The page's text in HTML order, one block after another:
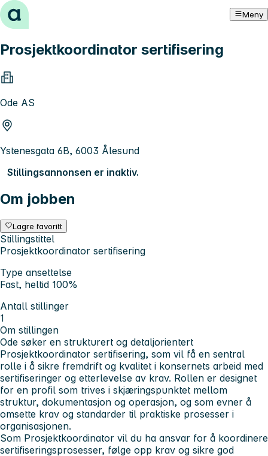
Hopp til innhold Meny
Prosjektkoordinator sertifisering
Ode AS
Ystenesgata 6B, 6003 Ålesund
Stillingsannonsen er inaktiv.
Om jobben
Lagre favoritt
Stillingstittel
Prosjektkoordinator sertifisering
Type ansettelse
Fast, heltid 100%
Antall stillinger
1
Om stillingen
Ode søker en strukturert og detaljorientert
Prosjektkoordinator sertifisering, som vil få en sentral
rolle i å sikre fremdrift og kvalitet i konsernets arbeid med
sertifiseringer og etterlevelse av krav. Rollen er designet
for en profil som trives i skjæringspunktet mellom
struktur, dokumentasjon og operasjon, og som evner å
omsette krav og standarder til praktiske prosesser i
organisasjonen.
Som Prosjektkoordinator vil du ha ansvar for å koordinere
sertifiseringsprosesser, følge opp krav og sikre god